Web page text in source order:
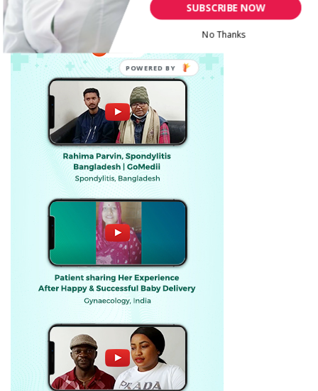
SUBSCRIBE NOW
No Thanks
POWERED BY